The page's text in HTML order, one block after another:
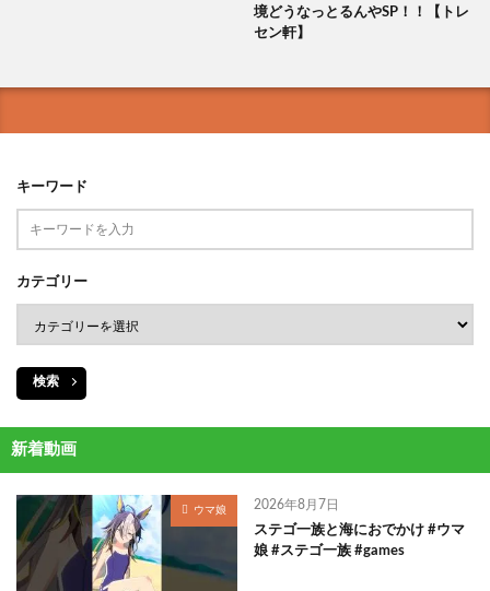
境どうなっとるんやSP！！【トレ
セン軒】
キーワード
カテゴリー
検索
新着動画
ウマ娘 2026年8月7日
ステゴ一族と海におでかけ #ウマ
娘 #ステゴ一族 #games